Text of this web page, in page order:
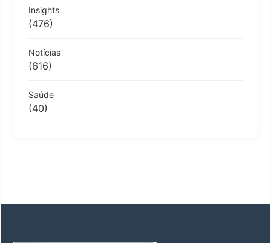
Insights
(476)
Notícias
(616)
Saúde
(40)